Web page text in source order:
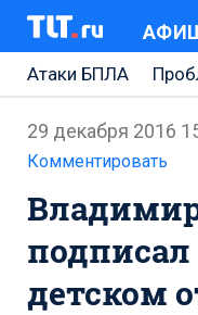
Атаки БПЛА
АВТОВАЗ
Ремонт
Ремонт Обводного
Набережная
Неделя Тольятти
29 декабря 2016
Комментировать
подписал
детском